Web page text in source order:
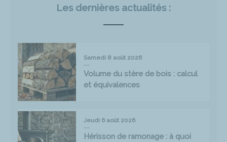
Les dernières actualités :
Samedi 8 août 2026
Volume du stère de bois : calcul
et équivalences
Jeudi 6 août 2026
Hérisson de ramonage : à quoi